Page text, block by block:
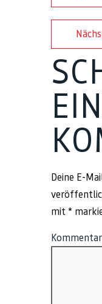
Deine E-
mit *
Kommentar